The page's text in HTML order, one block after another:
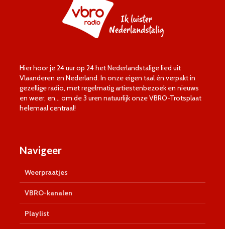
Hier hoor je 24 uur op 24 het Nederlandstalige lied uit
Vlaanderen en Nederland. In onze eigen taal én verpakt in
gezellige radio, met regelmatig artiestenbezoek en nieuws
en weer, en… om de 3 uren natuurlijk onze VBRO-Trotsplaat
helemaal centraal!
Navigeer
Weerpraatjes
VBRO-kanalen
Playlist